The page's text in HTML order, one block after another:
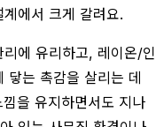
에서 크게 갈려요.
에 유리하고, 레이온/인
닿는 촉감을 살리는 데
을 유지하면서도 지나